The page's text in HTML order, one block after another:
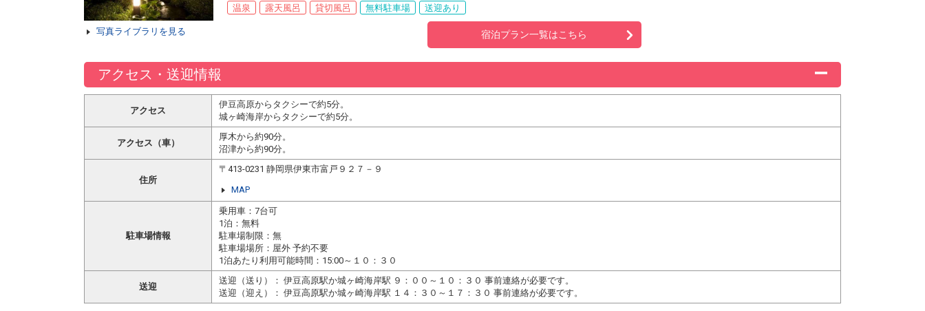
写真ライブラリを見る
温泉
露天風呂 貸切風呂 無料駐車場 送迎あり
宿泊プラン一覧はこちら
アクセス・送迎情報
アクセス
伊豆高原からタクシーで約5分。
城ヶ崎海岸からタクシーで約5分。
アクセス（車）
厚木から約90分。
沼津から約90分。
住所
〒413-0231 静岡県伊東市富戸９２７－９
MAP
駐車場情報
乗用車：7台可
1泊：無料
駐車場制限：無
駐車場場所：屋外 予約不要
1泊あたり利用可能時間：15:00～１０：３０
送迎
送迎（送り）： 伊豆高原駅か城ヶ崎海岸駅 ９：００～１０：３０ 事前連絡が必要です。
送迎（迎え）： 伊豆高原駅か城ヶ崎海岸駅 １４：３０～１７：３０ 事前連絡が必要です。